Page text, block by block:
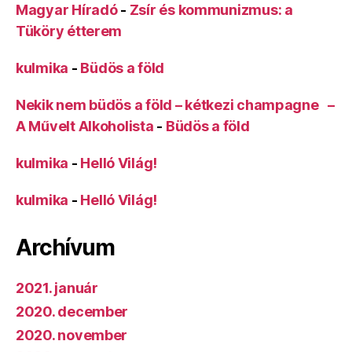
Magyar Híradó- Zsír és kommunizmus: a
Tüköry étterem
kulmika - Büdös a föld
Nekik nem büdös a föld – kétkezi champagne –
A Művelt Alkoholista - Büdös a föld
kulmika - Helló Világ!
kulmika - Helló Világ!
Archívum
2021. január
2020. december
2020. november